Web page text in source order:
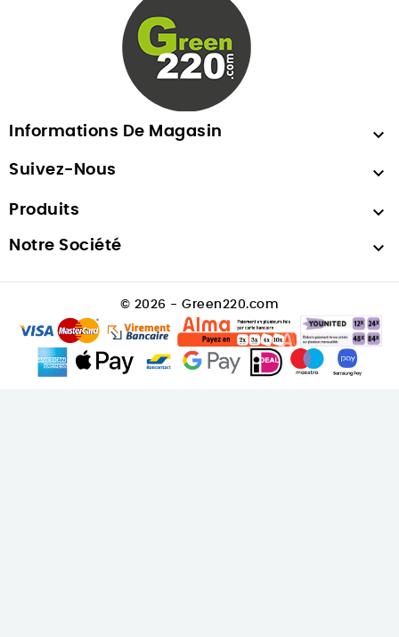
Informations De Magasin 
Suivez-Nous 
Produits 
Notre Société 
© 2026 - Green220.com